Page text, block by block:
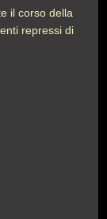
il corso della
repressi di